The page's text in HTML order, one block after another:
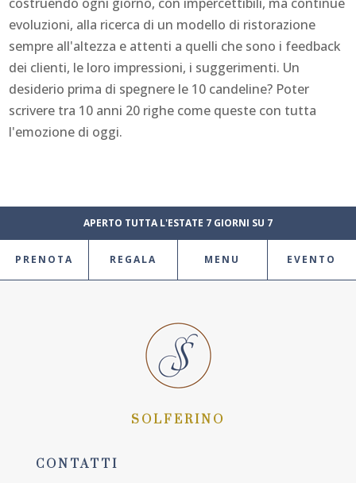
costruendo ogni giorno, con impercettibili, ma continue
evoluzioni, alla ricerca di un modello di ristorazione
sempre all'altezza e attenti a quelli che sono i feedback
dei clienti, le loro impressioni, i suggerimenti. Un
desiderio prima di spegnere le 10 candeline? Poter
scrivere tra 10 anni 20 righe come queste con tutta
l'emozione di oggi.
APERTO TUTTA L'ESTATE 7 GIORNI SU 7
PRENOTA REGALA MENU EVENTO
SOLFERINO
CONTATTI